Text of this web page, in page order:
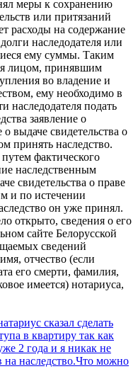
меры к сохранению
или притязаний
расходы на содержание
наследодателя или
ему суммы. Таким
лицом, принявшим
во владение и
ему необходимо в
наследодателя подать
заявление о
выдаче свидетельства о
принять наследство.
фактического
наследственным
свидетельства о праве
и по истечении
он уже принял.
открыто, сведения о его
сайте Белорусской
сведений
отчество (если
его смерти, фамилия,
имеется) нотариуса,
сказал сделать
в квартиру так как
2 года и я никак не
на наследство.Что можно